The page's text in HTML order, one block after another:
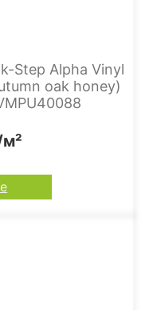
Step Alpha Vinyl
oak honey)